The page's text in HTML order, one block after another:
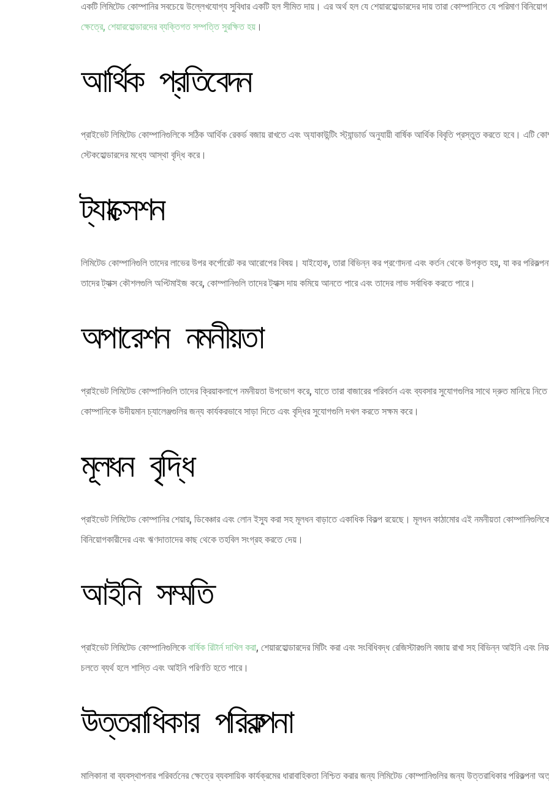
একটি লিমিটেড কোম্পানির সবচেয়ে উল্লেখযোগ্য সুবিধার একটি হল সীমিত দায়। এর অর্থ হল যে শেয়ারহোল্ডারদের দায় তারা কোম্পানিতে যে পরিমাণ
ক্ষেত্রে, শেয়ারহোল্ডারদের ব্যক্তিগত সম্পত্তি সুরক্ষিত হয় ।
আর্থিক প্রতিবেদন
প্রাইভেট লিমিটেড কোম্পানিগুলিকে সঠিক আর্থিক রেকর্ড বজায় রাখতে এবং অ্যাকাউন্টিং স্ট্যান্ডার্ড অনুযায়ী বার্ষিক আর্থিক বিবৃতি প্রস্তুত করতে হবে। এটি
স্টেকহোল্ডারদের মধ্যে আস্থা বৃদ্ধি করে।
ট্যাক্সেশন
লিমিটেড কোম্পানিগুলি তাদের লাভের উপর কর্পোরেট কর আরোপের বিষয়। যাইহোক, তারা বিভিন্ন কর প্রণোদনা এবং কর্তন থেকে উপকৃত হয়, যা কর
তাদের ট্যাক্স কৌশলগুলি অপ্টিমাইজ করে, কোম্পানিগুলি তাদের ট্যাক্স দায় কমিয়ে আনতে পারে এবং তাদের লাভ সর্বাধিক করতে পারে।
অপারেশন নমনীয়তা
প্রাইভেট লিমিটেড কোম্পানিগুলি তাদের ক্রিয়াকলাপে নমনীয়তা উপভোগ করে, যাতে তারা বাজারের পরিবর্তন এবং ব্যবসার সুযোগগুলির সাথে দ্রুত মানিয়ে
কোম্পানিকে উদীয়মান চ্যালেঞ্জগুলির জন্য কার্যকরভাবে সাড়া দিতে এবং বৃদ্ধির সুযোগগুলি দখল করতে সক্ষম করে।
মূলধন বৃদ্ধি
প্রাইভেট লিমিটেড কোম্পানির শেয়ার, ডিবেঞ্চার এবং লোন ইস্যু করা সহ মূলধন বাড়াতে একাধিক বিকল্প রয়েছে। মূলধন কাঠামোর এই নমনীয়তা
বিনিয়োগকারীদের এবং ঋণদাতাদের কাছ থেকে তহবিল সংগ্রহ করতে দেয়।
আইনি সম্মতি
প্রাইভেট লিমিটেড কোম্পানিগুলিকে বার্ষিক রিটার্ন দাখিল করা, শেয়ারহোল্ডারদের মিটিং করা এবং সংবিধিবদ্ধ রেজিস্টারগুলি বজায় রাখা সহ বিভিন্ন আইনি
চলতে ব্যর্থ হলে শাস্তি এবং আইনি পরিণতি হতে পারে।
উত্তরাধিকার পরিকল্পনা
মালিকানা বা ব্যবস্থাপনার পরিবর্তনের ক্ষেত্রে ব্যবসায়িক কার্যক্রমের ধারাবাহিকতা নিশ্চিত করার জন্য লিমিটেড কোম্পানিগুলির জন্য উত্তরাধিকার